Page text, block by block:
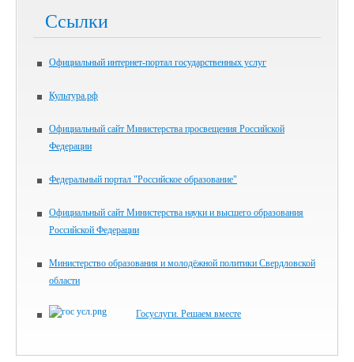
Ссылки
Официальный интернет-портал государственных услуг
Культура.рф
Официальный сайт Министерства просвещения Российской
Федерации
Федеральный портал "Российское образование"
Официальный сайт Министерства науки и высшего образования
Российской Федерации
Министерство образования и молодёжной политики Свердловской
области
Госуслуги. Решаем вместе